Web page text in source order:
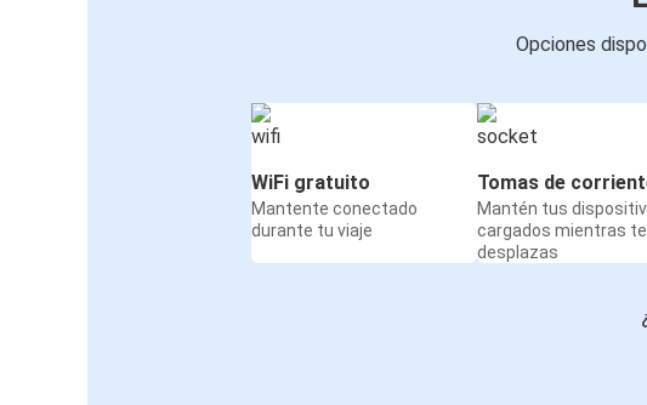
Opciones
WiFi gratuito
Mantente conectado
durante tu viaje
Tomas de
Mantén tus
cargados mientras te
desplazas